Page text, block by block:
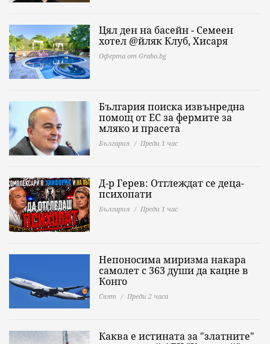
Цял ден на басейн - Семеен
хотел @йляк Клуб, Хисаря
Оферта от Grabo.bg
България поиска извънредна
помощ от ЕС за фермите за
мляко и прасета
България Преди 1 час
Д-р Герев: Отглеждат се деца-
психопати
България Преди 1 час
Непоносима миризма накара
самолет с 363 души да кацне в
Конго
Свят Преди 2 часа
Каква е истината за "златните"